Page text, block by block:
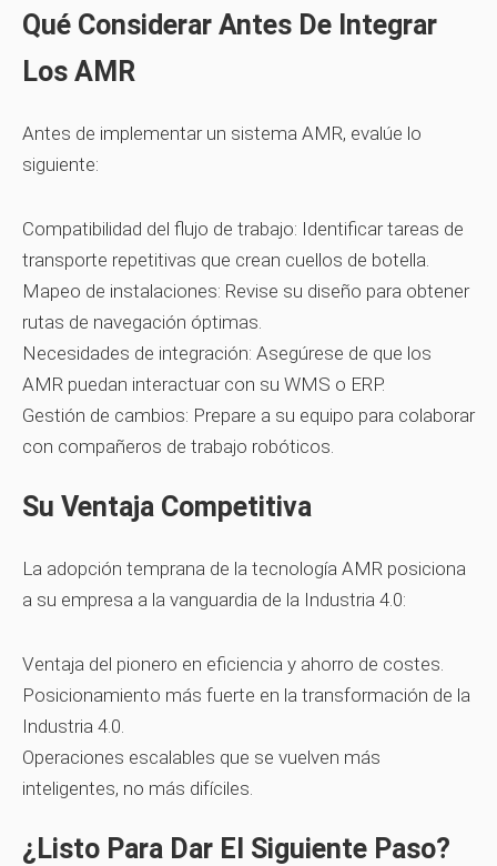
Qué Considerar Antes De Integrar
Los AMR
Antes de implementar un sistema AMR, evalúe lo
siguiente:
Compatibilidad del flujo de trabajo: Identificar tareas de
transporte repetitivas que crean cuellos de botella.
Mapeo de instalaciones: Revise su diseño para obtener
rutas de navegación óptimas.
Necesidades de integración: Asegúrese de que los
AMR puedan interactuar con su WMS o ERP.
Gestión de cambios: Prepare a su equipo para colaborar
con compañeros de trabajo robóticos.
Su Ventaja Competitiva
La adopción temprana de la tecnología AMR posiciona
a su empresa a la vanguardia de la Industria 4.0:
Ventaja del pionero en eficiencia y ahorro de costes.
Posicionamiento más fuerte en la transformación de la
Industria 4.0.
Operaciones escalables que se vuelven más
inteligentes, no más difíciles.
¿Listo Para Dar El Siguiente Paso?